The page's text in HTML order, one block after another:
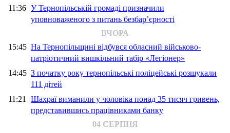
11:36 У Тернопільській громаді призначили
уповноваженого з питань безбар’єрності
ВЧОРА
15:45 На Тернопільщині відбувся обласний військово-
патріотичний вишкільний табір «Легіонер»
14:45 З початку року тернопільські поліцейські розшукали
111 дітей
11:21 Шахраї виманили у чоловіка понад 35 тисяч гривень,
представившись працівниками банку
04 СЕРПНЯ